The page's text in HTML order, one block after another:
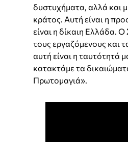
δυστυχήματα, αλλά και
κράτος. Αυτή είναι η
είναι η δίκαιη Ελλάδα.
τους εργαζόμενους και
αυτή είναι η ταυτότητά
κατακτάμε τα
Πρωτομαγιά».